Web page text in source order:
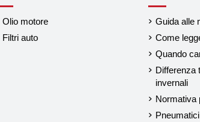
Olio motore
Filtri auto
Guida alle
Come
Quando
Differenza
invernali
Normativa